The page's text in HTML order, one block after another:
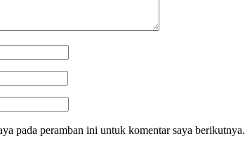
pada peramban ini untuk komentar saya berikutnya.